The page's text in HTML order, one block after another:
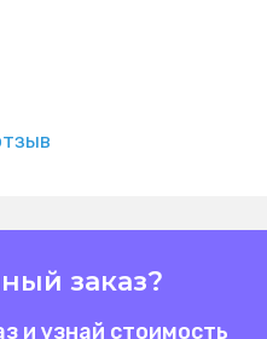
заказ?
и узнай стоимость